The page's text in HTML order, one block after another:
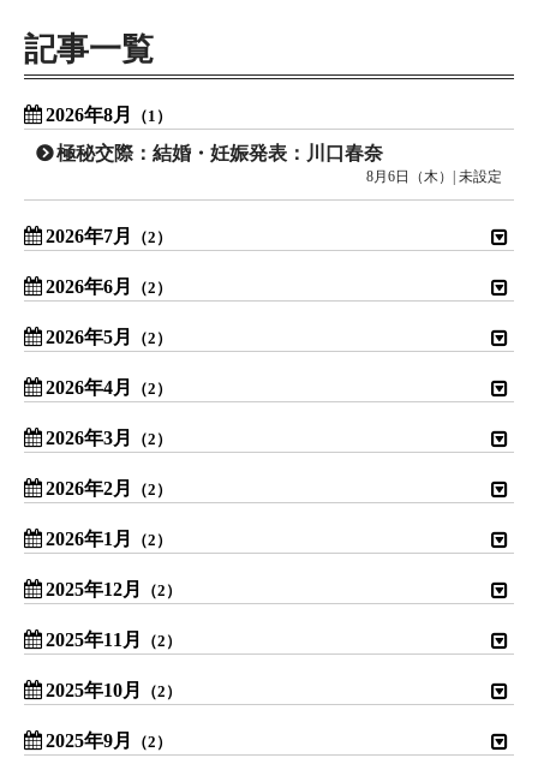
記事一覧
2026年8月 （1）
極秘交際：結婚・妊娠発表：川口春奈
8月6日（木）| 未設定
2026年7月 （2）
2026年6月 （2）
2026年5月 （2）
2026年4月 （2）
2026年3月 （2）
2026年2月 （2）
2026年1月 （2）
2025年12月 （2）
2025年11月 （2）
2025年10月 （2）
2025年9月 （2）